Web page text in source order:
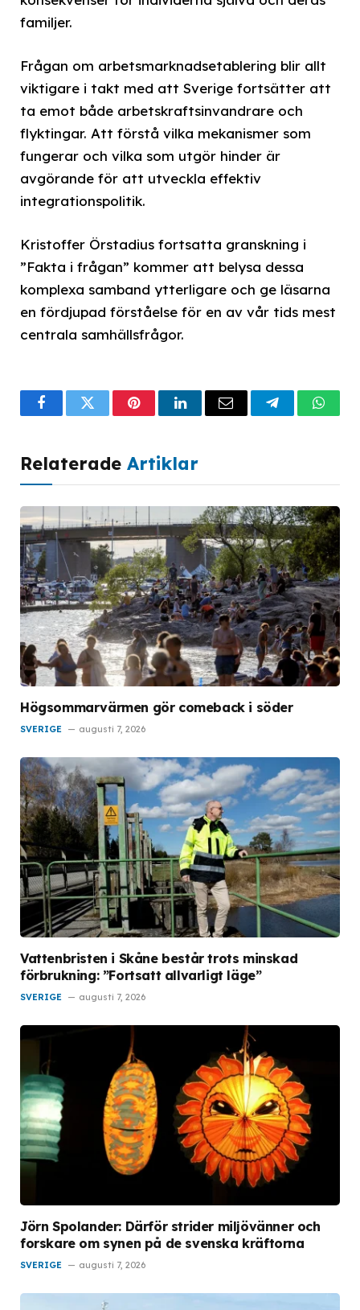
familjer.
Frågan om arbetsmarknadsetablering blir allt
viktigare i takt med att Sverige fortsätter att
ta emot både arbetskraftsinvandrare och
flyktingar. Att förstå vilka mekanismer som
fungerar och vilka som utgör hinder är
avgörande för att utveckla effektiv
integrationspolitik.
Kristoffer Örstadius fortsatta granskning i
”Fakta i frågan” kommer att belysa dessa
komplexa samband ytterligare och ge läsarna
en fördjupad förståelse för en av vår tids mest
centrala samhällsfrågor.
FacebookTwitterPinterestLinkedInEmail Telegram
Relaterade Artiklar
Högsommarvärmen gör comeback i söder
SVERIGE augusti 7, 2026
Vattenbristen i Skåne består trots minskad
förbrukning: ”Fortsatt allvarligt läge”
SVERIGE augusti 7, 2026
Jörn Spolander: Därför strider miljövänner och
forskare om synen på de svenska kräftorna
SVERIGE augusti 7, 2026